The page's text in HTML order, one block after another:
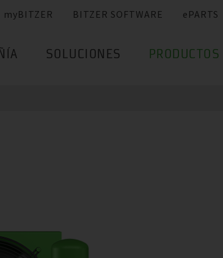
myBITZER BITZER SOFTWARE ePARTS
SOLUCIONES PRODUCTOS